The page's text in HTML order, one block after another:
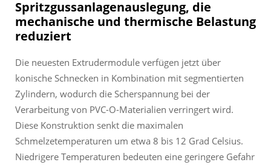
Spritzgussanlagenauslegung, die
mechanische und thermische Belastung
reduziert
Die neuesten Extrudermodule verfügen jetzt über
konische Schnecken in Kombination mit segmentierten
Zylindern, wodurch die Scherspannung bei der
Verarbeitung von PVC-O-Materialien verringert wird.
Diese Konstruktion senkt die maximalen
Schmelzetemperaturen um etwa 8 bis 12 Grad Celsius.
Niedrigere Temperaturen bedeuten eine geringere Gefahr